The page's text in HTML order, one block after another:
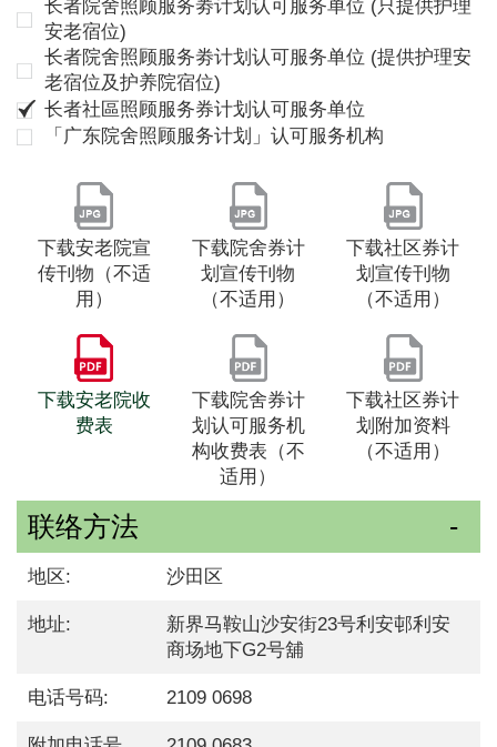
长者院舍照顾服务劵计划认可服务单位 (只提供护理
安老宿位)
长者院舍照顾服务劵计划认可服务单位 (提供护理安
老宿位及护养院宿位)
长者社區照顾服务券计划认可服务单位
「广东院舍照顾服务计划」认可服务机构
下载安老院宣
传刊物（不适
用）
下载院舍券计
划宣传刊物
（不适用）
下载社区券计
划宣传刊物
（不适用）
下载安老院收
费表
下载院舍券计
划认可服务机
构收费表（不
适用）
下载社区券计
划附加资料
（不适用）
联络方法
地区: 沙田区
地址:
新界马鞍山沙安街23号利安邨利安
商场地下G2号舖
电话号码: 2109 0698